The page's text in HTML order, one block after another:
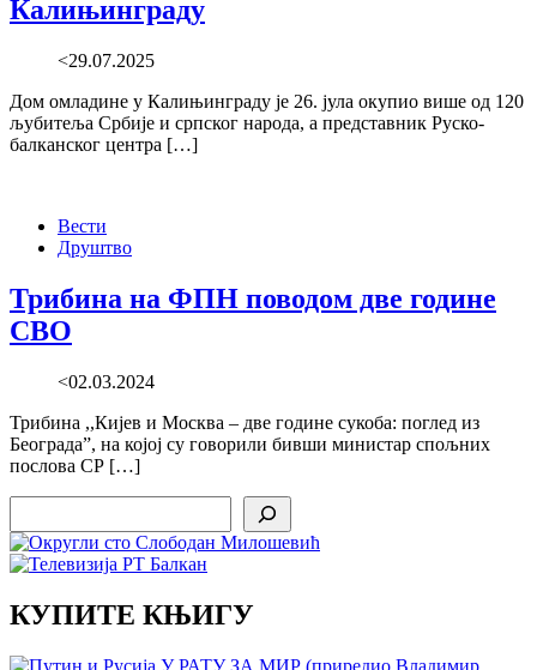
Калињинграду
<29.07.2025
Дом омладине у Калињинграду је 26. јула окупио више од 120
љубитеља Србије и српског народа, а представник Руско-
балканског центра […]
Вести
Друштво
Трибина на ФПН поводом две године
СВО
<02.03.2024
Трибина ,,Кијев и Москва – две године сукоба: поглед из
Београда”, на којој су говорили бивши министар спољних
послова СР […]
КУПИТЕ КЊИГУ